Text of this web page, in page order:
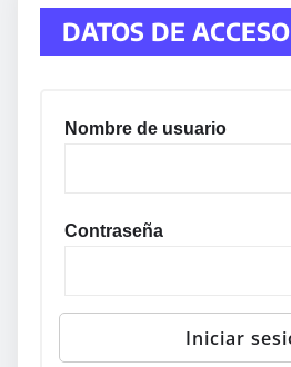
DATOS DE ACCESO
Nombre de usuario
Contraseña